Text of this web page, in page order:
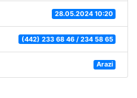
28.05.2024 10:20
(442) 233 68 46 / 234 58 65
Arazi